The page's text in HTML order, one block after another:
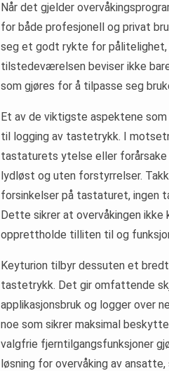
Når det gjelder
for både profesjonell og privat
seg et godt rykte for pålitelighet,
tilstedeværelsen beviser ikke
som gjøres for å tilpasse seg
Et av de viktigste aspektene
til logging av tastetrykk. I
tastaturets ytelse eller
lydløst og uten forstyrrelser.
forsinkelser på tastaturet, ingen
Dette sikrer at overvåkingen ikke
opprettholde tilliten til og
Keyturion tilbyr dessuten et
tastetrykk. Det gir omfattende
applikasjonsbruk og logger over
noe som sikrer maksimal
valgfrie fjerntilgangsfunksjoner
løsning for overvåking av